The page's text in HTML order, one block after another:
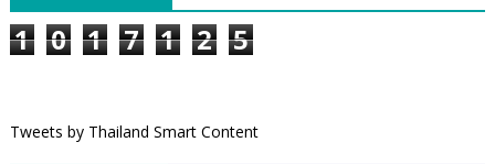
1 0 1 7 1 2 5
Tweets by Thailand Smart Content